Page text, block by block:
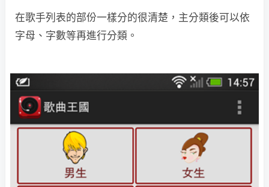
在歌手列表的部份一樣分的很清楚，主分類後可以依
字母、字數等再進行分類。